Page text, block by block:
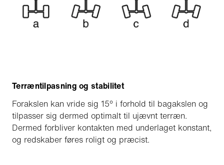
Terræntilpasning og stabilitet
Forakslen kan vride sig 15° i forhold til bagakslen og
tilpasser sig dermed optimalt til ujævnt terræn.
Dermed forbliver kontakten med underlaget konstant,
og redskaber føres roligt og præcist.